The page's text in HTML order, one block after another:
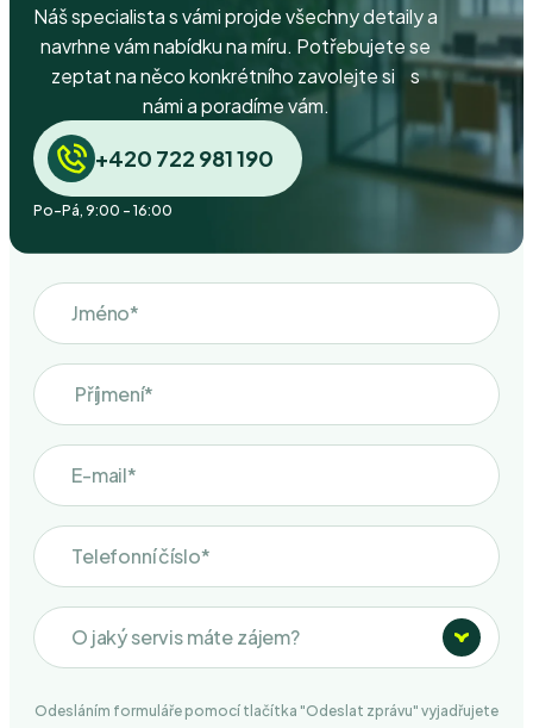
Náš specialista s vámi projde všechny detaily a
navrhne vám nabídku na míru. Potřebujete se
zeptat na něco konkrétního zavolejte si s
námi a poradíme vám.
+420 722 981 190
Po-Pá, 9:00 - 16:00
O jaký servis máte zájem?
Vizuální prohlídka
Odesláním formuláře pomocí tlačítka "Odeslat zprávu" vyjadřujete